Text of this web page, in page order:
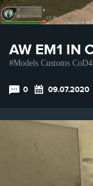
AW EM1 IN
Models Customs CoD4
0 09.07.2020